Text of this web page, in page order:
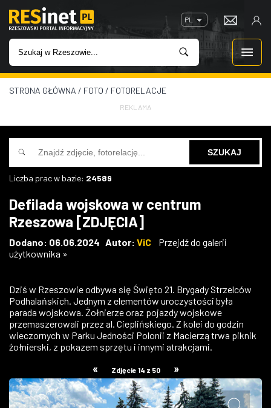
PL
WIADOMOŚCI
INWESTYCJE
IMPREZY
W KINACH
GASTRONOMIA
ZDJĘCIA
W RZESZOWIE
STRONA GŁÓWNA / FOTO / FOTORELACJE
REKLAMA
Liczba prac w bazie: 24589
Defilada wojskowa w centrum
Rzeszowa [ZDJĘCIA]
Dodano: 06.06.2024 Autor: ViC
Przejdź do galerii
użytkownika »
Dziś w Rzeszowie odbywa się Święto 21. Brygady Strzelców
Podhalańskich. Jednym z elementów uroczystości była
parada wojskowa. Żołnierze oraz pojazdy wojskowe
przemaszerowali przez al. Cieplińskiego. Z kolei do godzin
wieczornych w Parku Jedności Polonii z Macierzą trwa piknik
żołnierski, z pokazem sprzętu i innymi atrakcjami.
« Zdjęcie 14 z 50 »